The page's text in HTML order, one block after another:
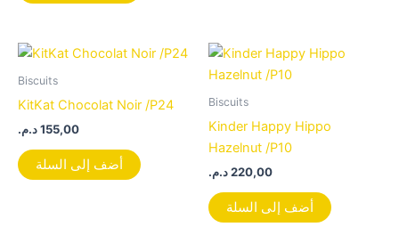
Biscuits
KitKat Chocolat Noir /P24
155,00د.م.
أضف إلى السلة
Biscuits
Kinder Happy Hippo
Hazelnut /P10
220,00د.م.
أضف إلى السلة